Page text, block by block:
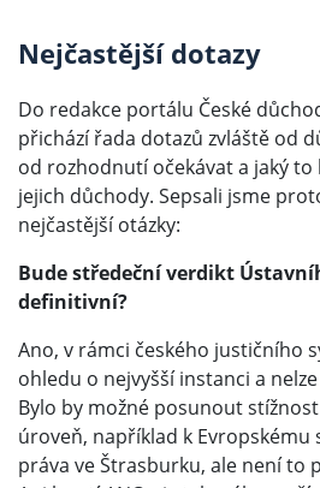
Nejčastější dotazy
Do redakce portálu České
přichází řada dotazů zvláště od
od rozhodnutí očekávat a jaký
jejich důchody. Sepsali jsme
nejčastější otázky:
Bude středeční verdikt
definitivní?
Ano, v rámci českého justičního
ohledu o nejvyšší instanci a
Bylo by možné posunout
úroveň, například k Evropskému
práva ve Štrasburku, ale není to